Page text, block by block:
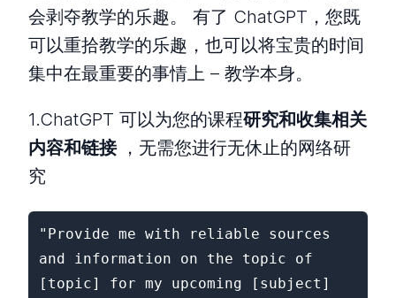
会剥夺教学的乐趣。 有了 ChatGPT，您既
可以重拾教学的乐趣，也可以将宝贵的时间
集中在最重要的事情上 – 教学本身。
1.ChatGPT 可以为您的课程研究和收集相关
内容和链接 ，无需您进行无休止的网络研
究
"Provide me with reliable sources
and information on the topic of
[topic] for my upcoming [subject]